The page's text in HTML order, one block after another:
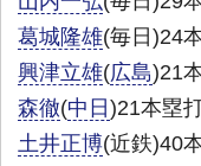
葛城隆雄(毎日)24
興津立雄(広島)21
森徹(中日 )21本塁
土井正博(近鉄)40